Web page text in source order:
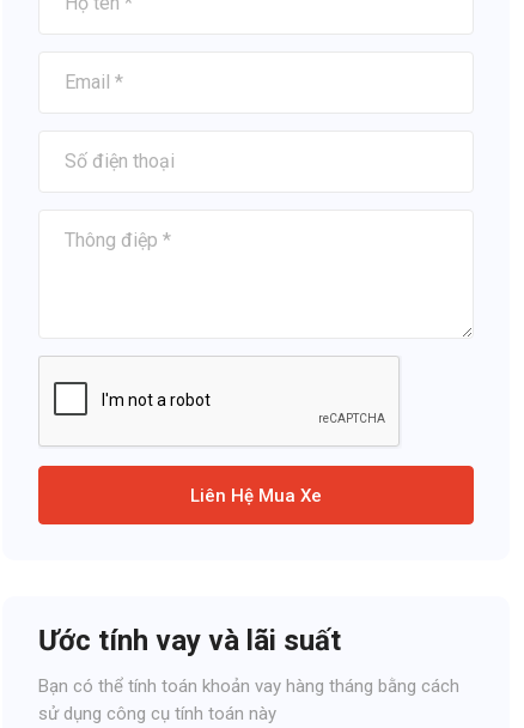
Liên Hệ Mua Xe
Ước tính vay và lãi suất
Bạn có thể tính toán khoản vay hàng tháng bằng cách
sử dụng công cụ tính toán này